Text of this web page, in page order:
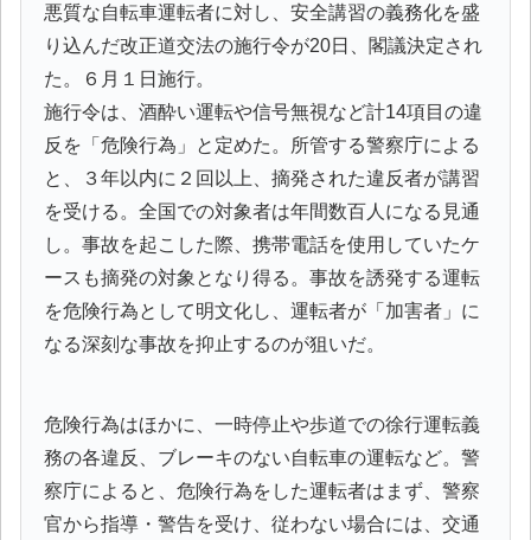
悪質な自転車運転者に対し、安全講習の義務化を盛
り込んだ改正道交法の施行令が20日、閣議決定され
た。６月１日施行。
施行令は、酒酔い運転や信号無視など計14項目の違
反を「危険行為」と定めた。所管する警察庁による
と、３年以内に２回以上、摘発された違反者が講習
を受ける。全国での対象者は年間数百人になる見通
し。事故を起こした際、携帯電話を使用していたケ
ースも摘発の対象となり得る。事故を誘発する運転
を危険行為として明文化し、運転者が「加害者」に
なる深刻な事故を抑止するのが狙いだ。
危険行為はほかに、一時停止や歩道での徐行運転義
務の各違反、ブレーキのない自転車の運転など。警
察庁によると、危険行為をした運転者はまず、警察
官から指導・警告を受け、従わない場合には、交通